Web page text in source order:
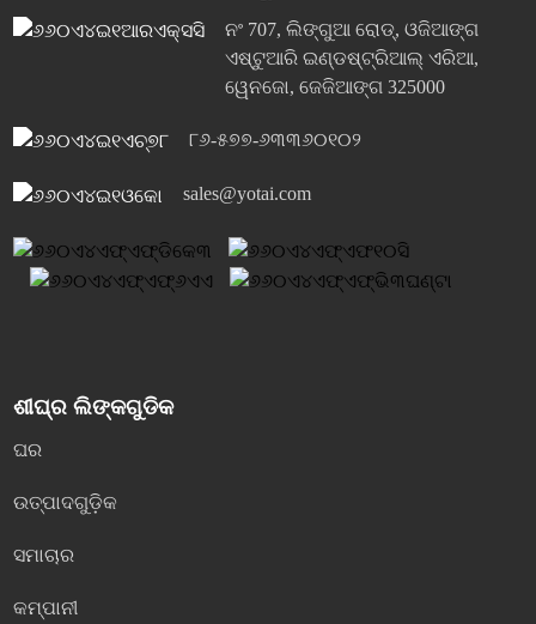
ନଂ 707, ଲିଙ୍ଗୁଆ ରୋଡ୍, ଓଜିଆଙ୍ଗ
ଏଷ୍ଟୁଆରି ଇଣ୍ଡଷ୍ଟ୍ରିଆଲ୍ ଏରିଆ,
ୱେନଜୋ, ଜେଜିଆଙ୍ଗ 325000
୮୬-୫୭୭-୬୩୩୬୦୧୦୨
sales@yotai.com
ଶୀଘ୍ର ଲିଙ୍କଗୁଡିକ
ଘର
ଉତ୍ପାଦଗୁଡ଼ିକ
ସମାଚାର
କମ୍ପାନୀ